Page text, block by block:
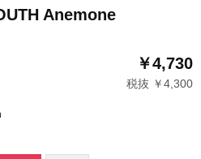
Anemone
￥4,730
税抜 ￥4,300